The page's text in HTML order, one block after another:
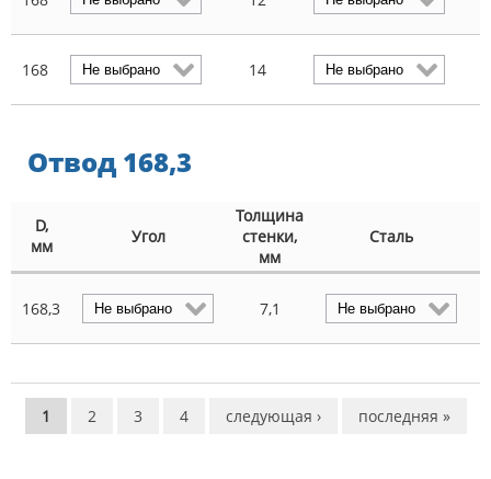
168 14
Отвод 168,3
D,
мм
Угол
Толщина
стенки,
мм
Сталь
168,3 7,1
СТРАНИЦЫ
1 2 3 4 следующая › последняя »